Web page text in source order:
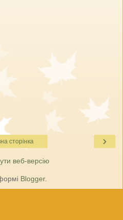
›
сторінка
веб-версію
Blogger.